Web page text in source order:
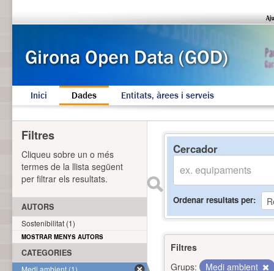
Inici Dades Entitats, àrees i serveis
Cercador
Ordenar resultats per
Filtres
Grups:
Medi ambient
Filtres
Cliqueu sobre un o més
termes de la llista següent
per filtrar els resultats.
AUTORS
Sostenibilitat (1)
MOSTRAR MENYS AUTORS
CATEGORIES
Medi ambient (1)